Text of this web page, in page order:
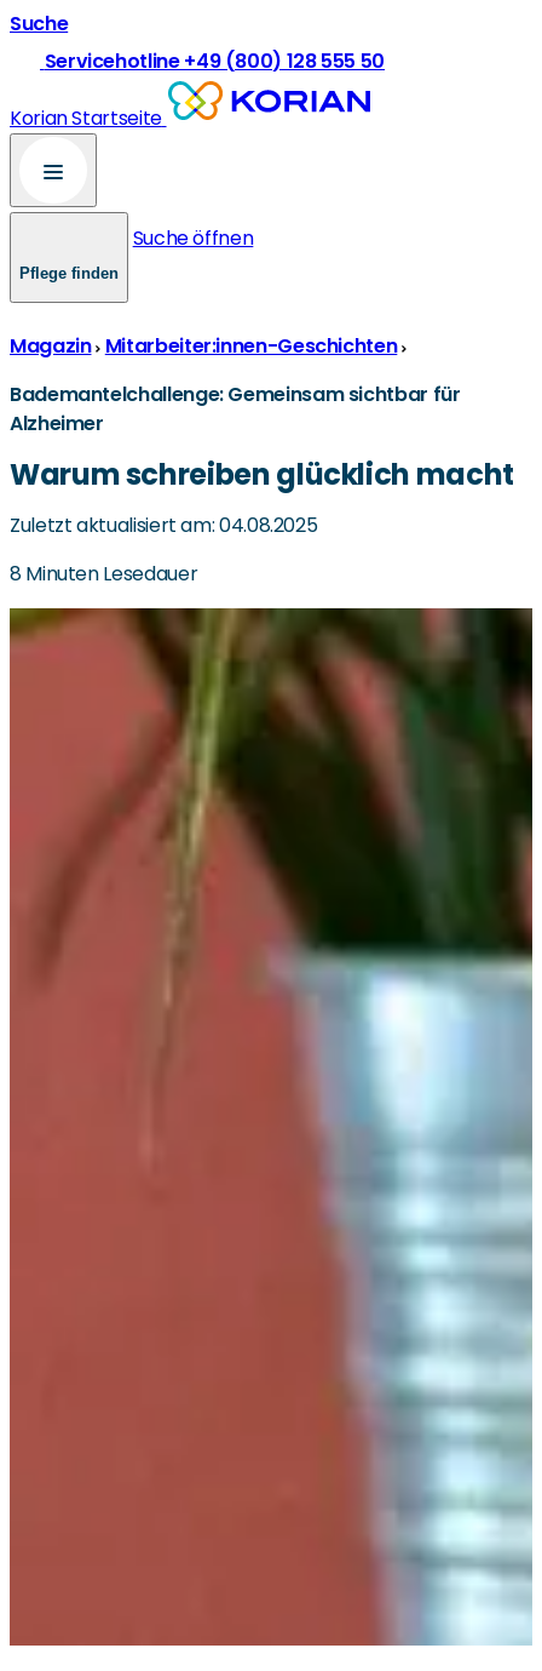
Suche
Servicehotline +49 (800) 128 555 50
Korian Startseite
Pflege finden
Suche öffnen
Magazin Mitarbeiter:innen-Geschichten
Bademantelchallenge: Gemeinsam sichtbar für
Alzheimer
Warum schreiben glücklich macht
Zuletzt aktualisiert am: 04.08.2025
8 Minuten Lesedauer